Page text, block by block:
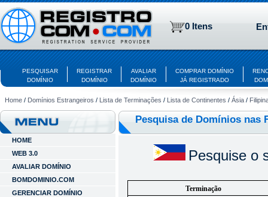
0 Itens
PESQUISAR
DOMÍNIO
REGISTRAR
DOMÍNIO
AVALIAR
DOMÍNIO
COMPRAR DOMÍNIO
JÁ REGISTRADO
Home / Domínios Estrangeiros / Lista de Terminações / Lista de Continentes /Ásia /
HOME
WEB 3.0
AVALIAR DOMÍNIO
BOMDOMINIO.COM
GERENCIAR DOMÍNIO
Pesquisa de Domínios nas
Pesquise o
Terminação